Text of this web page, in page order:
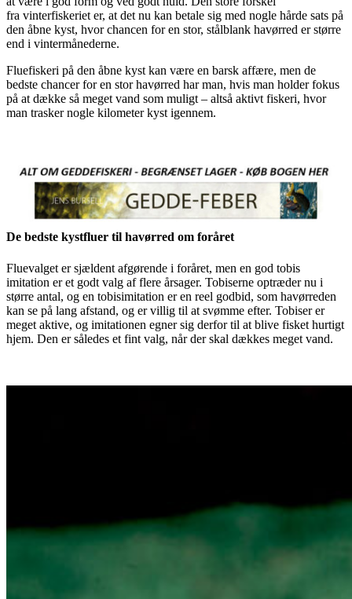
fra vinterfiskeriet er, at det nu kan betale sig med nogle hårde sats på
den åbne kyst, hvor chancen for en stor, stålblank havørred er større
end i vintermånederne.
Fluefiskeri på den åbne kyst kan være en barsk affære, men de
bedste chancer for en stor havørred har man, hvis man holder fokus
på at dække så meget vand som muligt – altså aktivt fiskeri, hvor
man trasker nogle kilometer kyst igennem.
De bedste kystfluer til havørred om foråret
Fluevalget er sjældent afgørende i foråret, men en god tobis
imitation er et godt valg af flere årsager. Tobiserne optræder nu i
større antal, og en tobisimitation er en reel godbid, som havørreden
kan se på lang afstand, og er villig til at svømme efter. Tobiser er
meget aktive, og imitationen egner sig derfor til at blive fisket hurtigt
hjem. Den er således et fint valg, når der skal dækkes meget vand.